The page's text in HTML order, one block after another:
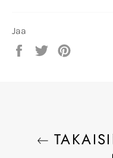
Jaa
Jaa
Twiittaa